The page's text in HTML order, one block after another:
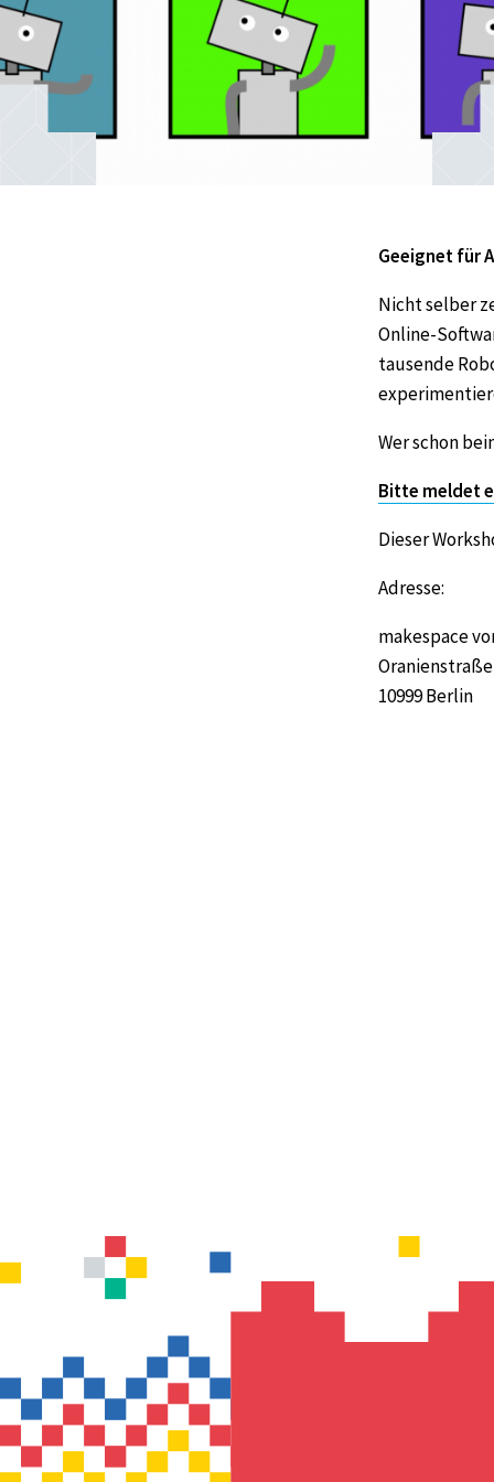
Geeignet für
Nicht selber
Online-
tausende
Wer schon
Bitte meldet
Dieser
Adresse:
makespace
10999 Berlin